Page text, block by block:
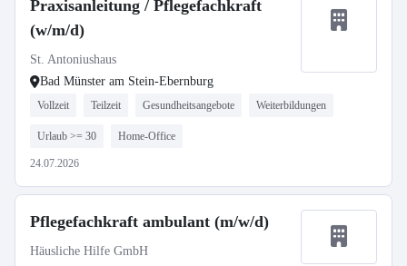
Praxisanleitung / Pflegefachkraft
(w/m/d)
St. Antoniushaus
Bad Münster am Stein-Ebernburg
Vollzeit Teilzeit Gesundheitsangebote Weiterbildungen
Urlaub >= 30 Home-Office
24.07.2026
Pflegefachkraft ambulant (m/w/d)
Häusliche Hilfe GmbH